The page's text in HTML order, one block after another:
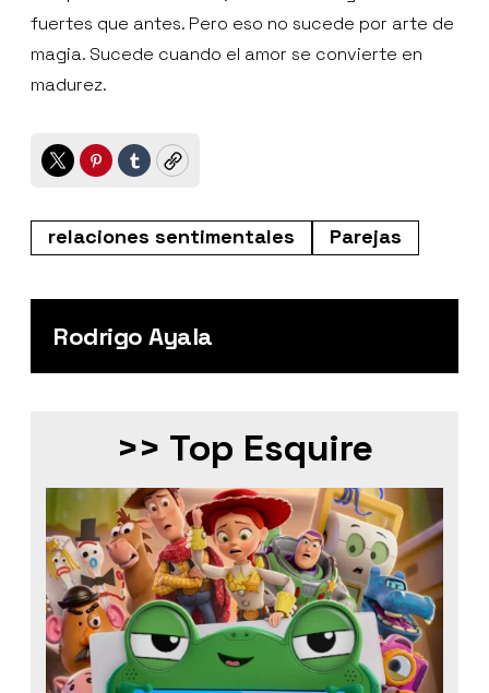
fuertes que antes. Pero eso no sucede por arte de
magia. Sucede cuando el amor se convierte en
madurez.
TwitterPinterest
TumblrCopy
relaciones sentimentales Parejas
Rodrigo Ayala
>> Top Esquire